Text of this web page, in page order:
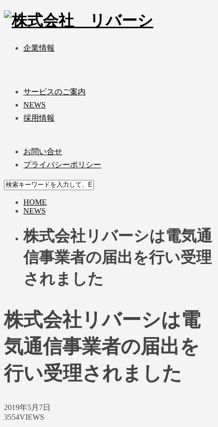
企業情報
サービスのご案内
NEWS
採用情報
お問い合せ
プライバシーポリシー
HOME
NEWS
株式会社リバーシは電気通
信事業者の届出を行い受理
されました
株式会社リバーシは電
気通信事業者の届出を
行い受理されました
2019年5月7日
3554VIEWS